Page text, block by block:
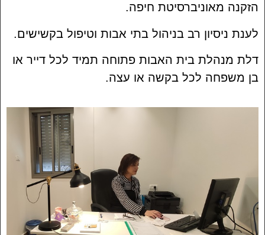
הזקנה מאוניברסיטת חיפה.
לענת ניסיון רב בניהול בתי אבות וטיפול בקשישים.
דלת מנהלת בית האבות פתוחה תמיד לכל דייר או
בן משפחה לכל בקשה או עצה.